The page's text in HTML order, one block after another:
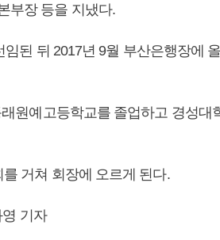
부장 등을 지냈다.
된 뒤 2017년 9월 부산은행장에
원예고등학교를 졸업하고 경성대
거쳐 회장에 오르게 된다.
기자